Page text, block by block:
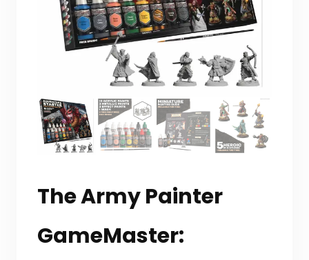
The Army Painter
GameMaster: